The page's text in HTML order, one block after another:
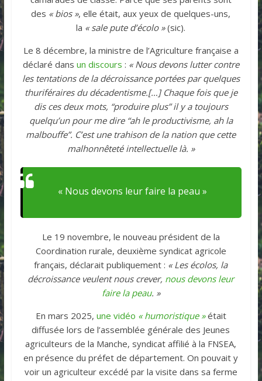
des « bios », elle était, aux yeux de quelques-uns,
la « sale pute d’écolo »(sic).
Le 8 décembre, la ministre de l’Agriculture française a
déclaré dans un discours : « Nous devons lutter contre
les tentations de la décroissance portées par quelques
thuriféraires du décadentisme.[…] Chaque fois que je
dis ces deux mots, “produire plus” il y a toujours
quelqu’un pour me dire “ah le productivisme, ah la
malbouffe”. C’est une trahison de la nation que cette
malhonnêteté intellectuelle là. »
« Nous devons leur faire la peau »
Le 19 novembre, le nouveau président de la
Coordination rurale, deuxième syndicat agricole
français, déclarait publiquement : « Les écolos, la
décroissance veulent nous crever, nous devons leur
faire la peau. »
En mars 2025, une vidéo « humoristique »était
diffusée lors de l’assemblée générale des Jeunes
agriculteurs de la Manche, syndicat affilié à la FNSEA,
en présence du préfet de département. On pouvait y
voir un agriculteur excédé par la visite dans sa ferme